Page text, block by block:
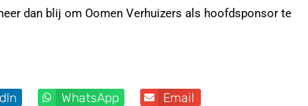
dan blij om Oomen Verhuizers als hoofdsponsor te
WhatsApp Email